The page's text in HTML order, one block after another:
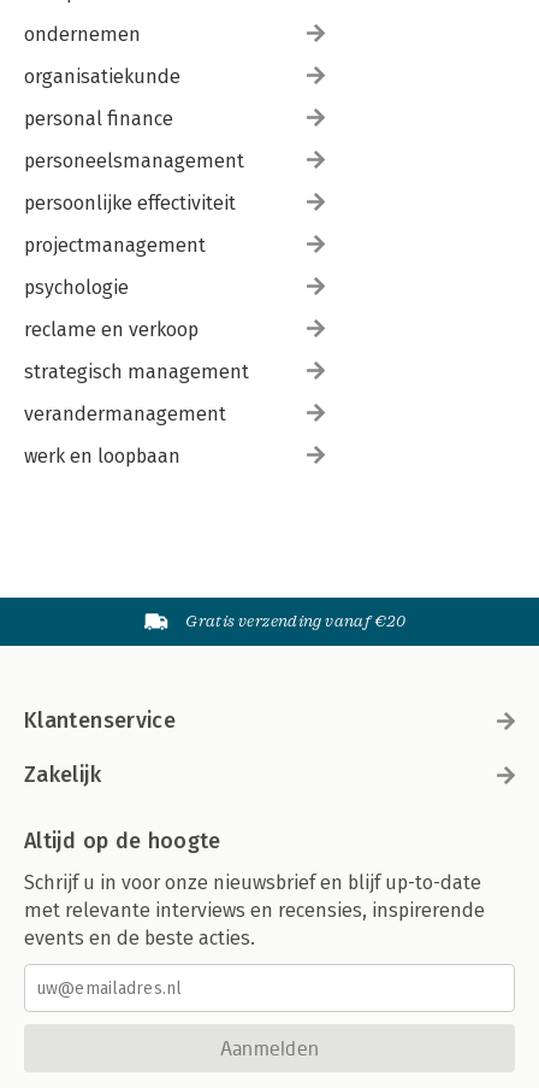
ondernemen
organisatiekunde
personal finance
personeelsmanagement
persoonlijke effectiviteit
projectmanagement
psychologie
reclame en verkoop
strategisch management
verandermanagement
werk en loopbaan
Gratis verzending vanaf €20
Klantenservice
Zakelijk
Altijd op de hoogte
Schrijf u in voor onze nieuwsbrief en blijf up-to-date
met relevante interviews en recensies, inspirerende
events en de beste acties.
Aanmelden